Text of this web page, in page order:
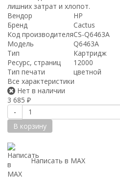
лишних затрат и хлопот.
Вендор
HP
Бренд
Cactus
Код производителяCS-Q6463A
Модель
Q6463A
Тип
Картридж
Ресурс, страниц
12000
Тип печати
цветной
Все характеристики
Нет в наличии
3 685 ₽
-
В корзину
Написать в MAX